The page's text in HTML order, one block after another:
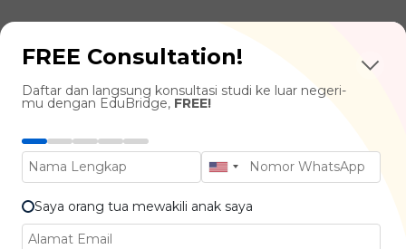
Project Management &
Entrepreneurship:
Mengukur kelayakan
investasi sebuah proyek, melakukan
monitoring dan
business goalstercapai.
Law with Accounting & Finance:
FREE Consultation!
Daftar dan langsung konsultasi studi ke luar negeri-
mu dengan EduBridge, FREE!
Saya orang tua mewakili anak saya